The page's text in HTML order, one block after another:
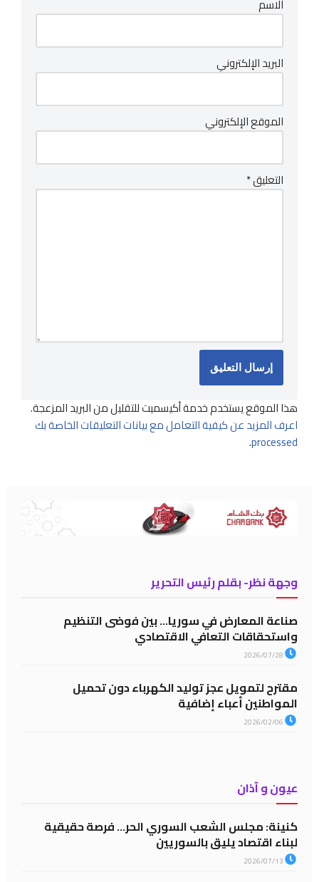
الاسم
البريد الإلكتروني
الموقع الإلكتروني
التعليق*
هذا الموقع يستخدم خدمة أكيسميت للتقليل من البريد المزعجة.
اعرف المزيد عن كيفية التعامل مع بيانات التعليقات الخاصة بك
processed
.
وجهة نظر- بقلم رئيس التحرير
صناعة المعارض في سوريا… بين فوضى التنظيم
واستحقاقات التعافي الاقتصادي
مقترح لتمويل عجز توليد الكهرباء دون تحميل
المواطنين أعباء إضافية
عيون و آذان
كنينة: مجلس الشعب السوري الحر… فرصة حقيقية
لبناء اقتصاد يليق بالسوريين